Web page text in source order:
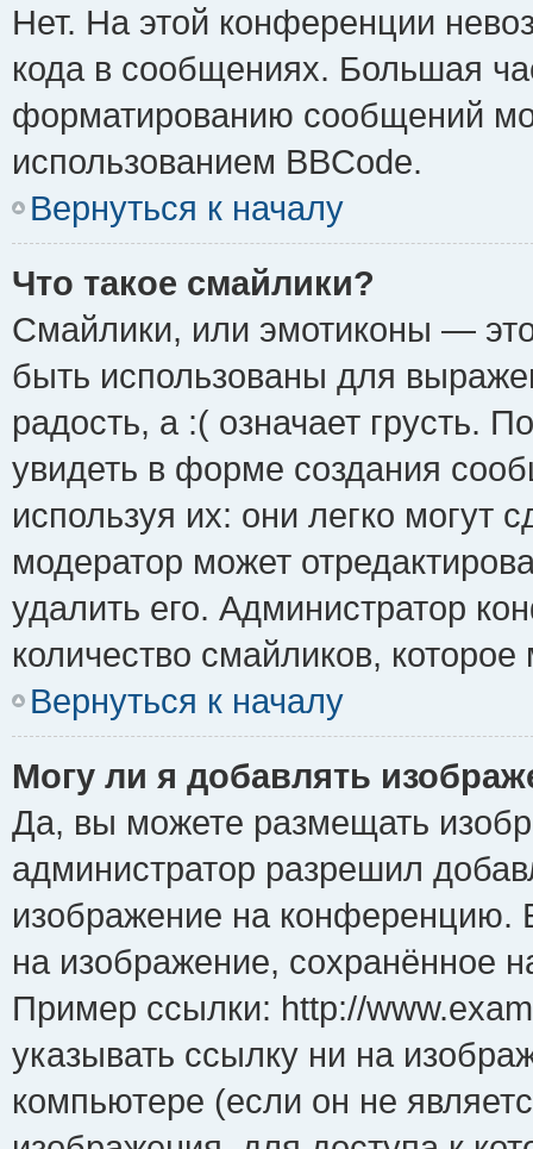
Нет. На этой конференции
кода в сообщениях. Большая
форматированию сообщений
использованием BBCode.
Вернуться к началу
Что такое смайлики?
Смайлики, или эмотиконы —
быть использованы для
радость, а :( означает грусть.
увидеть в форме создания
используя их: они легко могут
модератор может
удалить его. Администратор
количество смайликов,
Вернуться к началу
Могу ли я добавлять
Да, вы можете размещать
администратор разрешил
изображение на конференцию.
на изображение, сохранённое
Пример ссылки: http://
указывать ссылку ни на
компьютере (если он не